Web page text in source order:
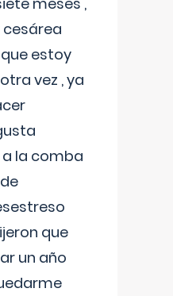
cesárea
estoy
vez , ya
la comba
que
un año